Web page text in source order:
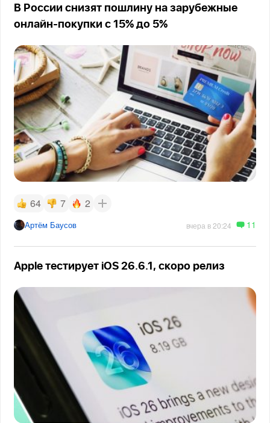
В России снизят пошлину на зарубежные
онлайн-покупки с 15% до 5%
64 7 2
Артём Баусов вчера в 20:24 11
Apple тестирует iOS 26.6.1, скоро релиз